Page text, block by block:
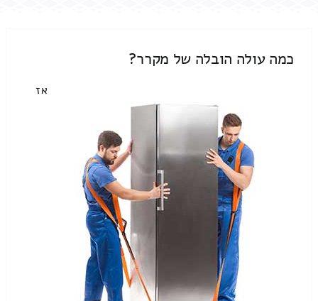
כמה עולה הובלה של מקרר?
אז